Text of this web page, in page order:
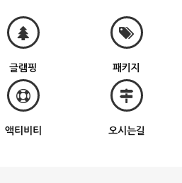
글램핑 패키지
액티비티 오시는길